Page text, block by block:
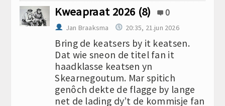
Kweapraat 2026 (8) 0
Jan Braaksma 20:35, 21.jun 2026
Bring de keatsers by it keatsen.
Dat wie sneon de titel fan it
haadklasse keatsen yn
Skearnegoutum. Mar spitich
genôch dekte de flagge by lange
net de lading dy’t de kommisje fan